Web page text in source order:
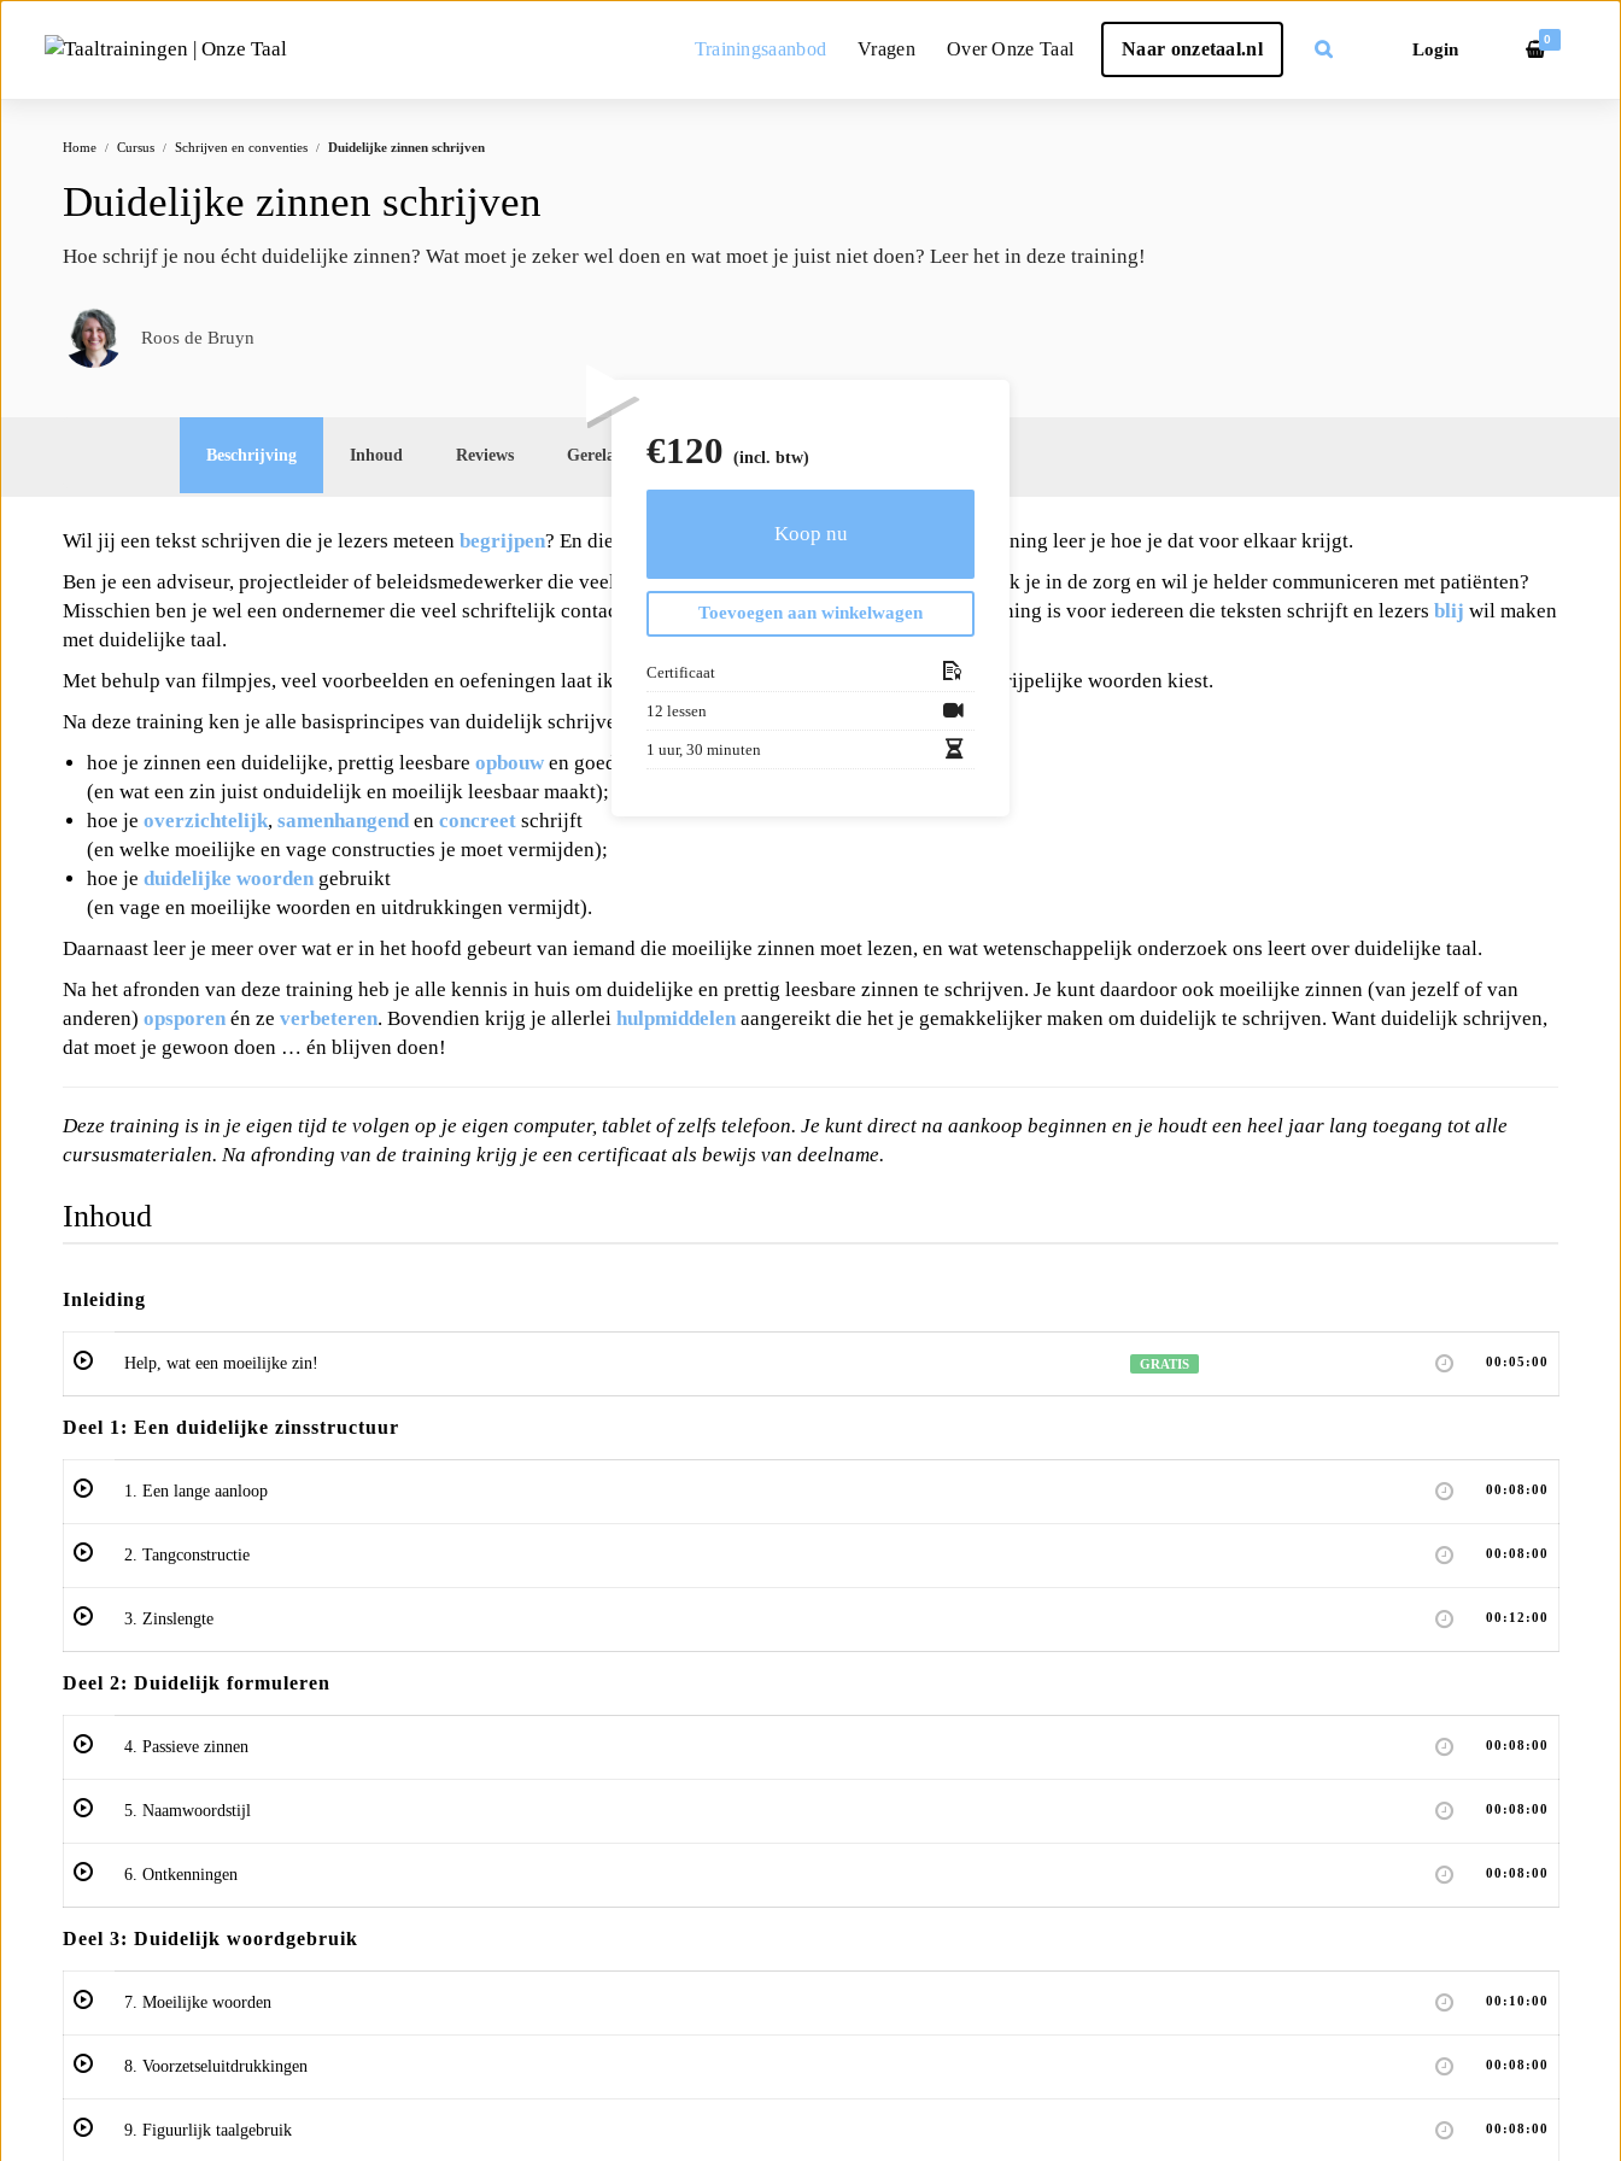
Trainingsaanbod Vragen Over Onze Taal Naar onzetaal.nl Login 0
Home Cursus Schrijven en conventies Duidelijke zinnen schrijven
Duidelijke zinnen schrijven
Hoe schrijf je nou écht duidelijke zinnen? Wat moet je zeker wel doen en wat moet je juist niet doen? Leer het in deze training!
Roos de Bruyn
€120 (incl. btw)
Koop nu
Toevoegen aan winkelwagen
Certificaat
12 lessen
1 uur, 30 minuten
Beschrijving Inhoud Reviews Gerelateerd
Wil jij een tekst schrijven die je lezers meteen begrijpen? En die ook nog eens prettig leesbaar
is? In deze training leer je hoe je dat voor elkaar krijgt.
Ben je een adviseur, projectleider of beleidsmedewerker die veel rapporten, e-mails en brieven schrijft? Of werk je in de zorg en wil je helder communiceren met patiënten?
Misschien ben je wel een ondernemer die veel schriftelijk contact met klanten heeft. Wie je ook bent, deze training is voor iedereen die teksten schrijft en lezers blij wil maken
met duidelijke taal.
Met behulp van filmpjes, veel voorbeelden en oefeningen laat ik je zien hoe je duidelijke zinnen maakt en begrijpelijke woorden kiest.
Na deze training ken je alle basisprincipes van duidelijk schrijven. Je leert:
hoe je zinnen een duidelijke, prettig leesbare opbouw en goede lengte geeft
(en wat een zin juist onduidelijk en moeilijk leesbaar maakt);
hoe je overzichtelijk, samenhangend en concreet schrijft
(en welke moeilijke en vage constructies je moet vermijden);
hoe je duidelijke woorden gebruikt
(en vage en moeilijke woorden en uitdrukkingen vermijdt).
Daarnaast leer je meer over wat er in het hoofd gebeurt van iemand die moeilijke zinnen moet lezen, en wat wetenschappelijk onderzoek ons leert over duidelijke taal.
Na het afronden van deze training heb je alle kennis in huis om duidelijke en prettig leesbare zinnen te schrijven. Je kunt daardoor ook moeilijke zinnen (van jezelf of van
anderen) opsporen én ze verbeteren. Bovendien krijg je allerlei hulpmiddelen aangereikt die het je gemakkelijker maken om duidelijk te schrijven. Want duidelijk schrijven,
dat moet je gewoon doen … én blijven doen!
Deze training is in je eigen tijd te volgen op je eigen computer, tablet of zelfs telefoon. Je kunt direct na aankoop beginnen en je houdt een heel jaar lang toegang tot alle
cursusmaterialen. Na afronding van de training krijg je een certificaat als bewijs van deelname.
Inhoud
Inleiding
Help, wat een moeilijke zin! GRATIS 00:05:00
Deel 1: Een duidelijke zinsstructuur
1. Een lange aanloop 00:08:00
2. Tangconstructie 00:08:00
3. Zinslengte 00:12:00
Deel 2: Duidelijk formuleren
4. Passieve zinnen 00:08:00
5. Naamwoordstijl 00:08:00
6. Ontkenningen 00:08:00
Deel 3: Duidelijk woordgebruik
7. Moeilijke woorden 00:10:00
8. Voorzetseluitdrukkingen 00:08:00
9. Figuurlijk taalgebruik 00:08:00